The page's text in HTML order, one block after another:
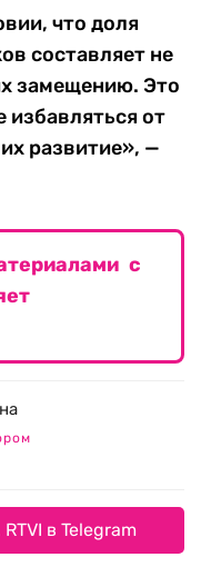
что доля
составляет не
замещению. Это
избавляться от
развитие», —
с
в Telegram